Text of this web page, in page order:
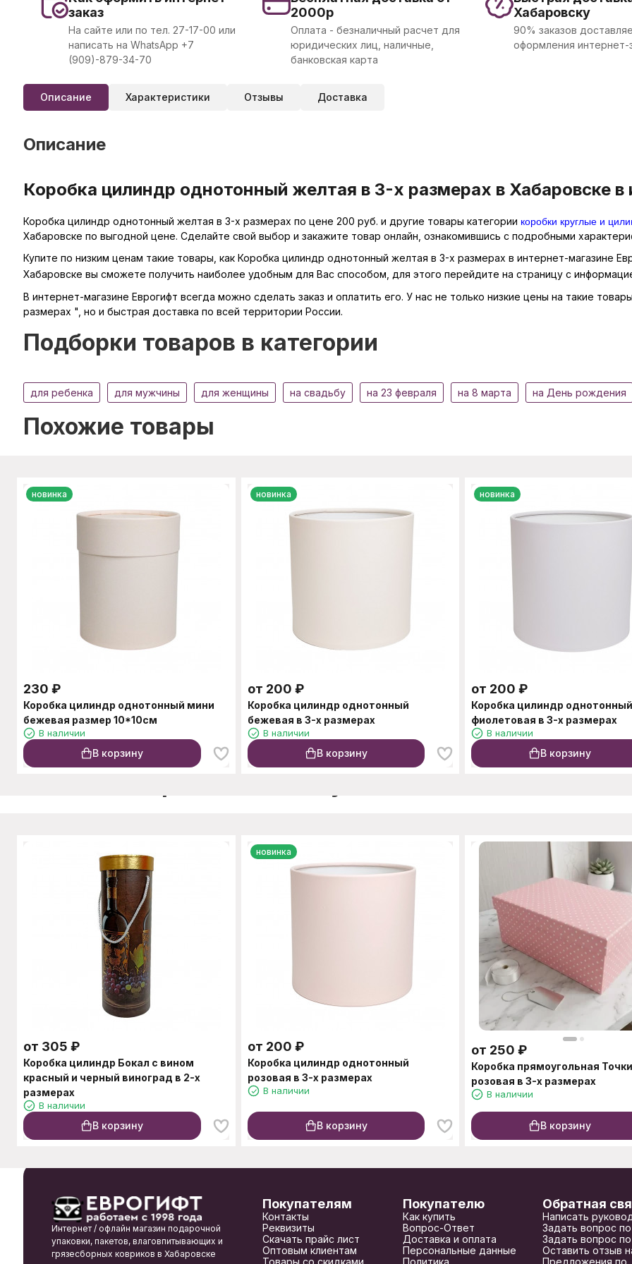
заказ
На сайте или по тел. 27-17-00 или
написать на WhatsApp +7
(909)-879-34-70
2000р
Оплата - безналичный расчет для
юридических лиц, наличные,
банковская карта
Хабаровску
90% заказов
оформления интернет-
Описание Характеристики Отзывы Доставка
Описание
Коробка цилиндр однотонный желтая в 3-х размерах в Хабаровске в
Коробка цилиндр однотонный желтая в 3-х размерах по цене 200 руб. и другие товары категории коробки круглые и
Хабаровске по выгодной цене. Сделайте свой выбор и закажите товар онлайн, ознакомившись с подробными
Купите по низким ценам такие товары, как Коробка цилиндр однотонный желтая в 3-х размерах в интернет-магазине
Хабаровске вы сможете получить наиболее удобным для Вас способом, для этого перейдите на страницу с
В интернет-магазине Еврогифт всегда можно сделать заказ и оплатить его. У нас не только низкие цены на такие
размерах ", но и быстрая доставка по всей территории России.
Подборки товаров в категории
для ребенка для мужчины для женщины на свадьбу на 23 февраля на 8 марта на День рождения
Похожие товары
новинка
230 ₽
Коробка цилиндр однотонный мини
бежевая размер 10*10см
В наличии
В корзину
новинка
от 200 ₽
Коробка цилиндр однотонный
бежевая в 3-х размерах
В наличии
В корзину
новинка
от 200 ₽
Коробка цилиндр однотонный
фиолетовая в 3-х размерах
В наличии
В корзину
от 305 ₽
Коробка цилиндр Бокал с вином
красный и черный виноград в 2-х
размерах
В наличии
В корзину
новинка
от 200 ₽
Коробка цилиндр однотонный
розовая в 3-х размерах
В наличии
В корзину
от 250 ₽
Коробка прямоугольная Точки
розовая в 3-х размерах
В наличии
В корзину
Интернет / офлайн магазин подарочной
упаковки, пакетов, влаговпитывающих и
грязесборных ковриков в Хабаровске
Покупателям
Контакты
Реквизиты
Скачать прайс лист
Оптовым клиентам
Товары со скидками
Покупателю
Как купить
Вопрос-Ответ
Доставка и оплата
Персональные данные
Политика
Обратная
Написать
Задать вопрос
Задать вопрос
Оставить отзыв
Предложения по